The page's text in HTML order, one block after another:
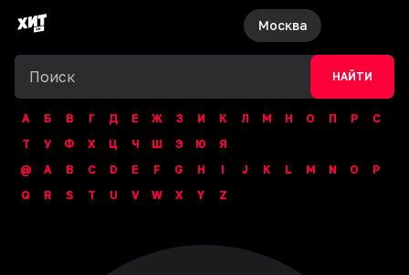
Москва
НАЙТИ
А Б В Г Д Е Ж З И К Л М Н О П Р
С
Т
У Ф Х Ц Ч Ш Э Ю
Я
@
A B C D E F G H I J K L M N O
P
Q
R S T U V W X Y Z